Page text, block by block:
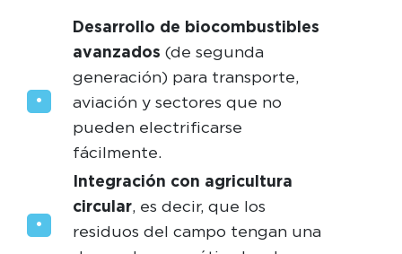
Desarrollo de biocombustibles
avanzados (de segunda
generación) para transporte,
aviación y sectores que no
pueden electrificarse
fácilmente.
Integración con agricultura
circular, es decir, que los
residuos del campo tengan una